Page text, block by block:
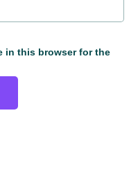
in this browser for the